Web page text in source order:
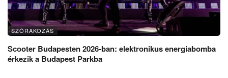
SZÓRAKOZÁS
Scooter Budapesten 2026-ban: elektronikus energiabomba
érkezik a Budapest Parkba